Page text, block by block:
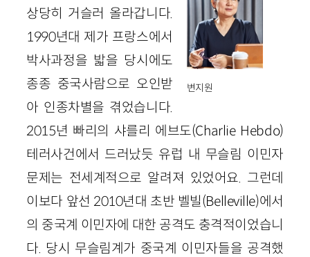
변지원
상당히 거슬러 올라갑니다.
1990년대 제가 프랑스에서
박사과정을 밟을 당시에도
종종 중국사람으로 오인받
아 인종차별을 겪었습니다.
2015년 빠리의 샤를리 에브도(Charlie Hebdo)
테러사건에서 드러났듯 유럽 내 무슬림 이민자
문제는 전세계적으로 알려져 있었어요. 그런데
이보다 앞선 2010년대 초반 벨빌(Belleville)에서
의 중국계 이민자에 대한 공격도 충격적이었습니
다. 당시 무슬림계가 중국계 이민자들을 공격했